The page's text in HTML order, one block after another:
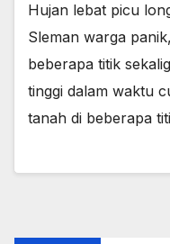
Hujan lebat picu
Sleman warga
beberapa titik
tinggi dalam waktu
tanah di beberapa